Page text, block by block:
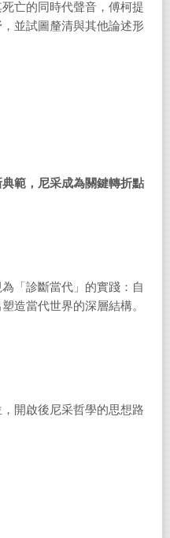
亡的同時代聲音，傅柯提
並試圖釐清與其他論述形
範，尼采成為關鍵轉折點
「診斷當代」的實踐：自
造當代世界的深層結構。
開啟後尼采哲學的思想路